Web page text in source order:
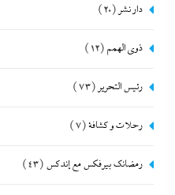
دار نشر (20)
ذوى الهمم (12)
رئيس التحرير (73)
رحلات و كشافة(7)
رمضانك بيرفكس مع إندكس (43)